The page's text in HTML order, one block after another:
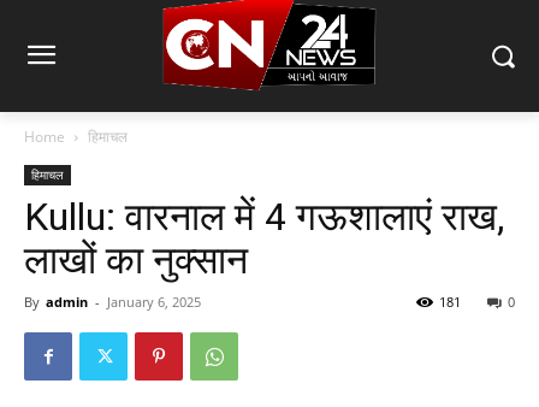
Home हिमाचल
हिमाचल
Kullu: वारनाल में 4 गऊशालाएं राख,
लाखों का नुक्सान
By admin - January 6, 2025 0
181